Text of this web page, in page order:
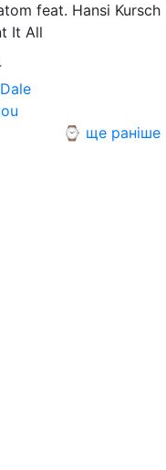
feat. Hansi Kursch
It All
⌚ ще раніше